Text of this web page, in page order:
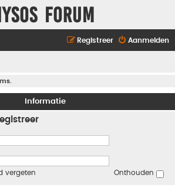
Forum
Aanmelden
Registreer
Informatie
vergeten Onthouden